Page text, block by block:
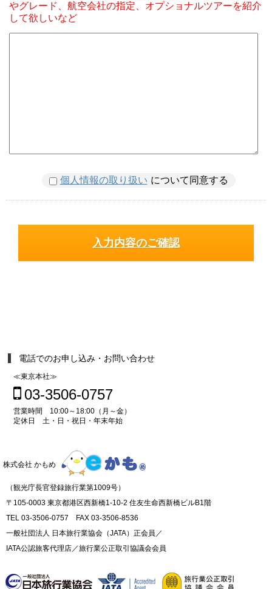
やグレード、航空会社の指定、オプショナルツアーを紹介
して欲しいなど
個人情報の取り扱い について同意する
電話でのお申し込み・お問い合わせ
≪東京本社≫
03-3506-0757
営業時間 10:00～18:00（月～金）
定休日 土・日・祝日・年末年始
株式会社 かもめ
（観光庁長官登録旅行業第1009号）
〒105-0003 東京都港区西新橋1-10-2 住友生命西新橋ビルB1階
TEL 03-3506-0757 FAX 03-3506-8536
一般社団法人 日本旅行業協会（JATA）正会員／
IATA公認旅客代理店／旅行業公正取引協議会会員